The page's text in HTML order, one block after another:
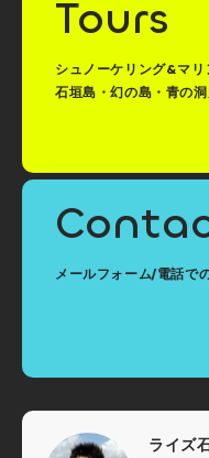
Tours
シュノーケリング&マリ
石垣島・幻の島・青の
メールフォーム/電話で
ライズ